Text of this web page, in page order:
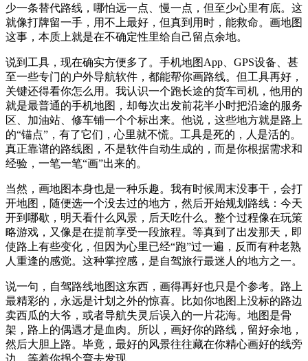
少一条替代路线，哪怕远一点、慢一点，但至少心里有底。这
就像打牌留一手，用不上最好，但真到用时，能救命。画地图
这事，本质上就是在不确定性里给自己留点余地。
说到工具，现在确实方便多了。手机地图App、GPS设备、甚
至一些专门的户外导航软件，都能帮你画路线。但工具再好，
关键还得看你怎么用。我认识一个跑长途的货车司机，他用的
就是最普通的手机地图，却每次出发前花半小时把沿途的服务
区、加油站、修车铺一个个标出来。他说，这些地方就是路上
的“锚点”，有了它们，心里就不慌。工具是死的，人是活的。
真正靠谱的路线图，不是软件自动生成的，而是你根据需求和
经验，一笔一笔“画”出来的。
当然，画地图本身也是一种乐趣。我有时候周末没事干，会打
开地图，随便选一个没去过的地方，然后开始规划路线：今天
开到哪歇，明天看什么风景，后天吃什么。整个过程像在玩策
略游戏，又像是在提前享受一段旅程。等真到了出发那天，即
使路上有些变化，但因为心里已经“跑”过一遍，反而有种老熟
人重逢的感觉。这种掌控感，是自驾旅行最迷人的地方之一。
说一句，自驾路线地图这东西，画得再好也只是个参考。路上
最精彩的，永远是计划之外的惊喜。比如你地图上没标的路边
卖西瓜的大爷，或者导航失灵后误入的一片花海。地图是骨
架，路上的偶遇才是血肉。所以，画好你的路线，留好余地，
然后大胆上路。毕竟，最好的风景往往藏在你精心画好的线旁
边，等着你拐个弯去发现。